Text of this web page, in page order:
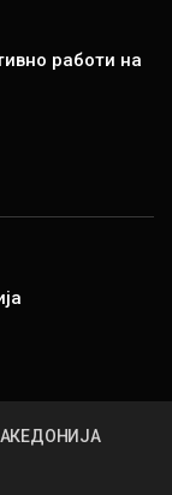
работи на